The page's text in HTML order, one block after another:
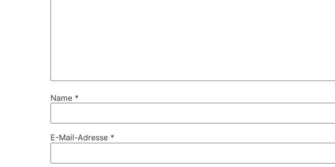
Name *
E-Mail-Adresse *